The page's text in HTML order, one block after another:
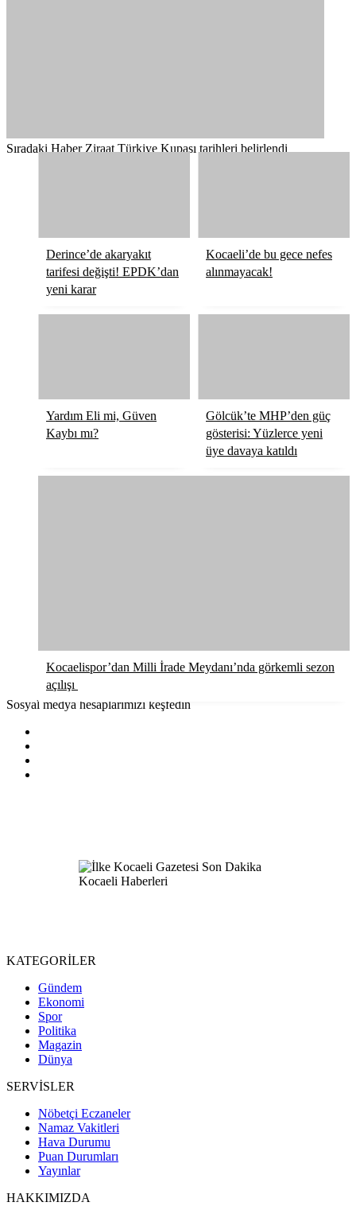
Sıradaki Haber Ziraat Türkiye Kupası tarihleri belirlendi
Derince’de akaryakıt
tarifesi değişti! EPDK’dan
yeni karar
Kocaeli’de bu gece nefes
alınmayacak!
Yardım Eli mi, Güven
Kaybı mı?
Gölcük’te MHP’den güç
gösterisi: Yüzlerce yeni
üye davaya katıldı
Kocaelispor’dan Milli İrade Meydanı’nda görkemli sezon
açılışı
Sosyal medya hesaplarımızı keşfedin
KATEGORİLER
Gündem
Ekonomi
Spor
Politika
Magazin
Dünya
SERVİSLER
Nöbetçi Eczaneler
Namaz Vakitleri
Hava Durumu
Puan Durumları
Yayınlar
HAKKIMIZDA